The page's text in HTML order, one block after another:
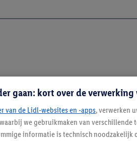
gaan: kort over de verwerking
van de Lidl-websites en -apps, verwerken
we gebruikmaken van
informatie is technisch